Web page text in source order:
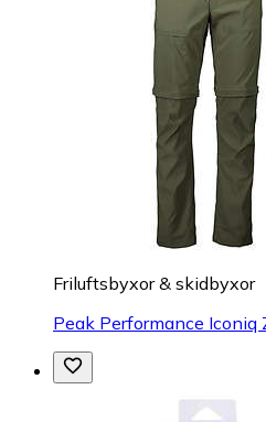
Friluftsbyxor & skidbyxor
Peak Performance Iconiq